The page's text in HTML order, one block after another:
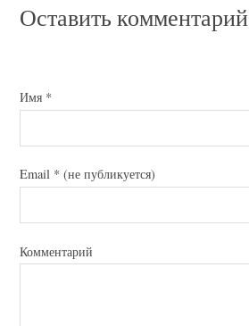
Оставить комментарий
Имя *
Email * (не публикуется)
Комментарий